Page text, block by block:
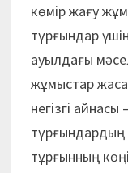
көмір жағу
тұрғындар
ауылдағы
жұмыстар
негізгі
тұрғындардың
тұрғынның